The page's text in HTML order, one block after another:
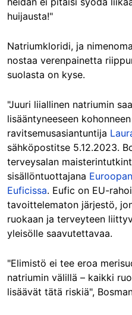
huijausta!"
Natriumkloridi, ja
nostaa verenpainetta
suolasta on kyse.
"Juuri liiallinen natriumin
lisääntyneeseen
ravitsemusasiantuntija
sähköpostitse 5.12.2023.
terveysalan
sisällöntuottajana
Euficissa. Eufic on EU-
tavoittelematon järjestö,
ruokaan ja terveyteen
yleisölle saavutettavaa.
"Elimistö ei tee eroa
natriumin välillä – kaikki
lisäävät tätä riskiä",